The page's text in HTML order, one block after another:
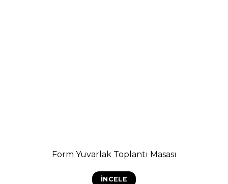
Form Yuvarlak Toplantı Masası
İNCELE